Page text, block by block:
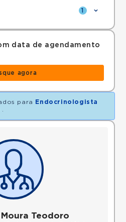
1
data de agendamento
agora
para
Endocrinologista
Teodoro